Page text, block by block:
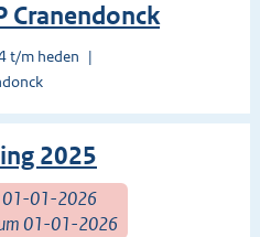
Cranendonck
t/m heden
2025
01-01-2026
01-01-2026